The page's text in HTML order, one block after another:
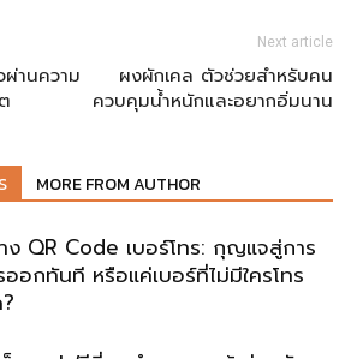
ผ่านความ
Next article
ผงผักเคล ตัวช่วยสำหรับคน
ควบคุมน้ำหนักและอยากอิ่มนาน
MORE FROM AUTHOR
ง QR Code เบอร์โทร: กุญแจสู่การ
ออกทันที หรือแค่เบอร์ที่ไม่มีใครโทร